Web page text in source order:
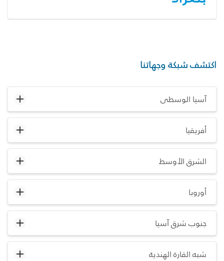
اكتشف شبكة وجهاتنا
آسيا الوسطى
أفريقيا
الشرق الأوسط
أوروبا
جنوب شرق آسيا
شبه القارة الهندية